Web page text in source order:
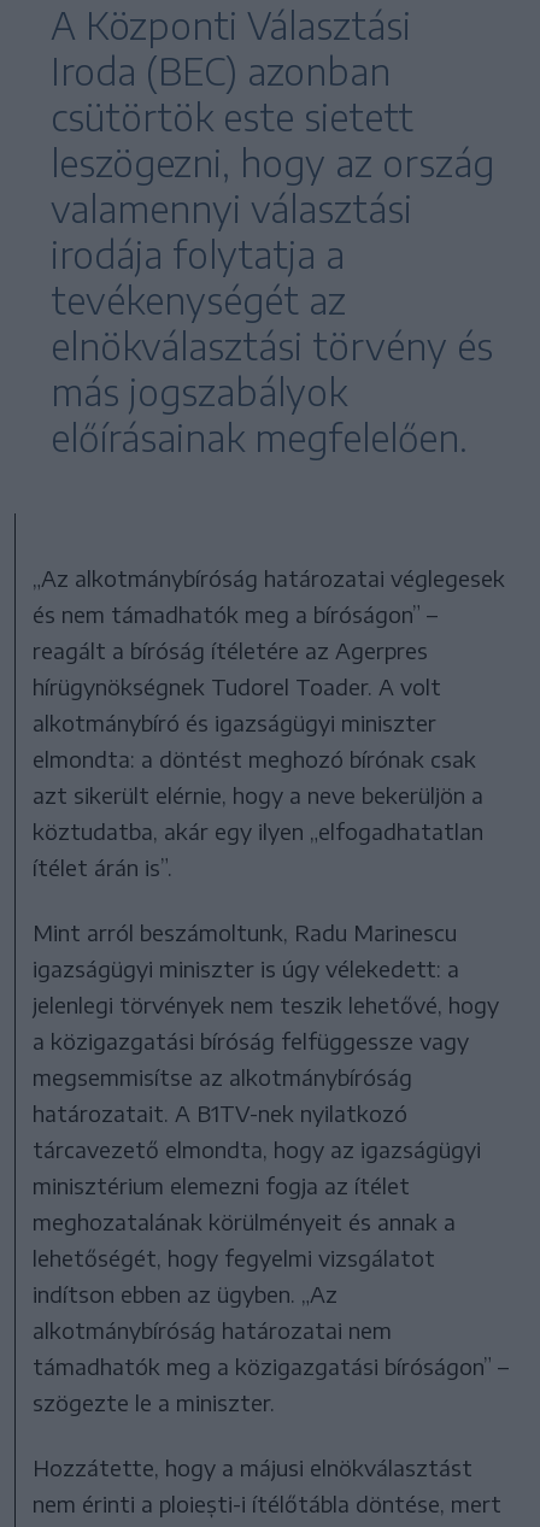
A Központi Választási
Iroda (BEC) azonban
csütörtök este sietett
leszögezni, hogy az ország
valamennyi választási
irodája folytatja a
tevékenységét az
elnökválasztási törvény és
más jogszabályok
előírásainak megfelelően.
„Az alkotmánybíróság határozatai véglegesek
és nem támadhatók meg a bíróságon” –
reagált a bíróság ítéletére az Agerpres
hírügynökségnek Tudorel Toader. A volt
alkotmánybíró és igazságügyi miniszter
elmondta: a döntést meghozó bírónak csak
azt sikerült elérnie, hogy a neve bekerüljön a
köztudatba, akár egy ilyen „elfogadhatatlan
ítélet árán is”.
Mint arról beszámoltunk, Radu Marinescu
igazságügyi miniszter is úgy vélekedett: a
jelenlegi törvények nem teszik lehetővé, hogy
a közigazgatási bíróság felfüggessze vagy
megsemmisítse az alkotmánybíróság
határozatait. A B1TV-nek nyilatkozó
tárcavezető elmondta, hogy az igazságügyi
minisztérium elemezni fogja az ítélet
meghozatalának körülményeit és annak a
lehetőségét, hogy fegyelmi vizsgálatot
indítson ebben az ügyben. „Az
alkotmánybíróság határozatai nem
támadhatók meg a közigazgatási bíróságon” –
szögezte le a miniszter.
Hozzátette, hogy a májusi elnökválasztást
nem érinti a ploiești-i ítélőtábla döntése, mert